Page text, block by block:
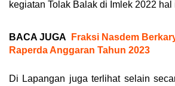
kegiatan Tolak Balak di Imlek 2022 hal
BACA JUGA
Fraksi Nasdem
Raperda Anggaran Tahun 2023
Di Lapangan juga terlihat selain